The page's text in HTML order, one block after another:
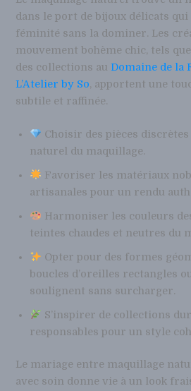
dans le port de bijoux délicats qui
féminité sans la dominer. Les
mouvement bohème chic, tels
des collections au Domaine de la
L’Atelier by So, apportent une
subtile et raffinée.
Choisir des pièces
naturel du maquillage.
Favoriser les matériaux
artisanales pour un rendu
Harmoniser les couleurs
teintes chaudes et neutres du
Opter pour des formes
boucles d’oreilles rectangles
soulignent sans surcharger.
S’inspirer de collections
responsables pour un style
Le mariage entre maquillage
avec soin donne vie à un look